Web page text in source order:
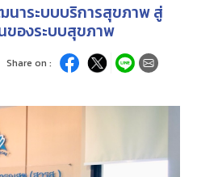
าระบบบริการสุขภาพ สู่
ของระบบสุขภาพ
Share on :